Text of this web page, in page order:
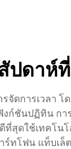
ปดาห์
ดการเวลา
ชันปฏิทิน กา
ดใช้เทคโนโ
โฟน แท็บเ